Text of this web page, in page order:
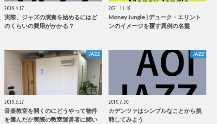
2019.4.17
実際、ジャズの演奏を始めるにはど
のくらいの費用がかかる？
2021.11.18
Money Jungle | デューク・エリント
ンのイメージを覆す異例の名盤
JAZZ
2019.3.27
音楽教室を開くのにどうやって物件
を選んだか実際の教室運営者に聞い
JAZZ
2019.7.30
カデンツァはシンプルなことから挑
戦してみよう